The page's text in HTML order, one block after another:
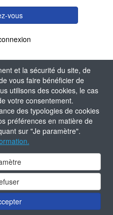
et la sécurité du site, de
vous faire bénéficier de
utilisons des cookies, le cas
votre consentement.
des typologies de cookies
préférences en matière de
sur "Je paramètre".
vous